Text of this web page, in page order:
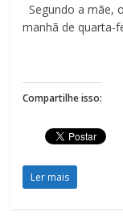
Segundo a mãe,
manhã de quarta-
Compartilhe isso:
Ler mais